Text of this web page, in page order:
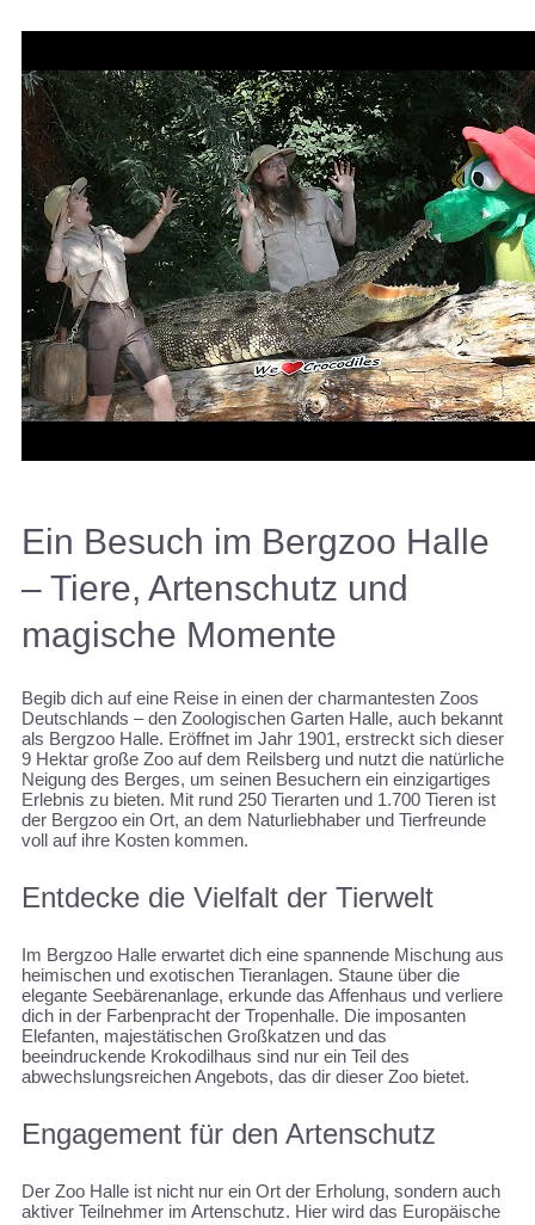
Ein Besuch im Bergzoo Halle
– Tiere, Artenschutz und
magische Momente
Begib dich auf eine Reise in einen der charmantesten Zoos
Deutschlands – den Zoologischen Garten Halle, auch bekannt
als Bergzoo Halle. Eröffnet im Jahr 1901, erstreckt sich dieser
9 Hektar große Zoo auf dem Reilsberg und nutzt die natürliche
Neigung des Berges, um seinen Besuchern ein einzigartiges
Erlebnis zu bieten. Mit rund 250 Tierarten und 1.700 Tieren ist
der Bergzoo ein Ort, an dem Naturliebhaber und Tierfreunde
voll auf ihre Kosten kommen.
Entdecke die Vielfalt der Tierwelt
Im Bergzoo Halle erwartet dich eine spannende Mischung aus
heimischen und exotischen Tieranlagen. Staune über die
elegante Seebärenanlage, erkunde das Affenhaus und verliere
dich in der Farbenpracht der Tropenhalle. Die imposanten
Elefanten, majestätischen Großkatzen und das
beeindruckende Krokodilhaus sind nur ein Teil des
abwechslungsreichen Angebots, das dir dieser Zoo bietet.
Engagement für den Artenschutz
Der Zoo Halle ist nicht nur ein Ort der Erholung, sondern auch
aktiver Teilnehmer im Artenschutz. Hier wird das Europäische